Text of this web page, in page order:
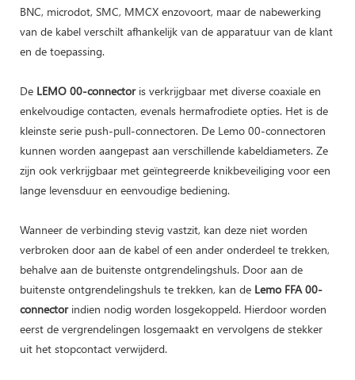
BNC, microdot, SMC, MMCX enzovoort, maar de nabewerking
van de kabel verschilt afhankelijk van de apparatuur van de klant
en de toepassing.
De LEMO 00-connectoris verkrijgbaar met diverse coaxiale en
enkelvoudige contacten, evenals hermafrodiete opties. Het is de
kleinste serie push-pull-connectoren. De Lemo 00-connectoren
kunnen worden aangepast aan verschillende kabeldiameters. Ze
zijn ook verkrijgbaar met geïntegreerde knikbeveiliging voor een
lange levensduur en eenvoudige bediening.
Wanneer de verbinding stevig vastzit, kan deze niet worden
verbroken door aan de kabel of een ander onderdeel te trekken,
behalve aan de buitenste ontgrendelingshuls. Door aan de
buitenste ontgrendelingshuls te trekken, kan de Lemo FFA 00-
connectorindien nodig worden losgekoppeld. Hierdoor worden
eerst de vergrendelingen losgemaakt en vervolgens de stekker
uit het stopcontact verwijderd.